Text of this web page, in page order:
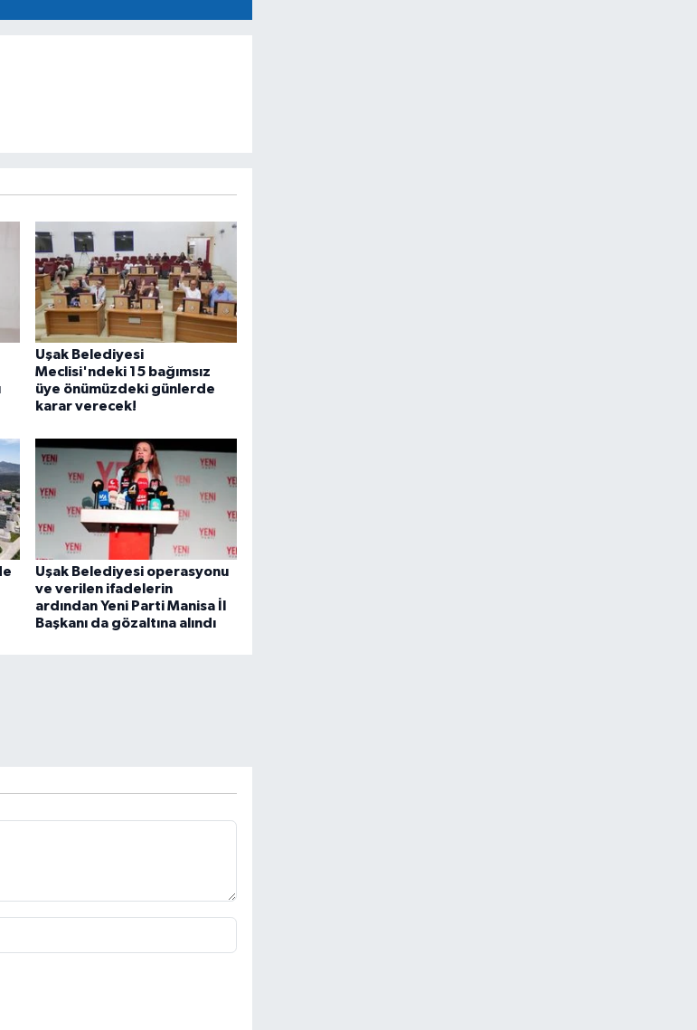
Uşak Belediyesi
Meclisi'ndeki 15 bağımsız
üye önümüzdeki günlerde
karar verecek!
Uşak Belediyesi operasyonu
ve verilen ifadelerin
ardından Yeni Parti Manisa İl
Başkanı da gözaltına alındı